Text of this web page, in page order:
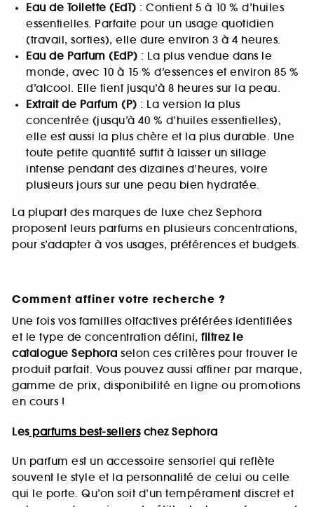
Eau de Toilette (EdT) : Contient 5 à 10 % d’huiles
essentielles. Parfaite pour un usage quotidien
(travail, sorties), elle dure environ 3 à 4 heures.
Eau de Parfum (EdP) : La plus vendue dans le
monde, avec 10 à 15 % d’essences et environ 85 %
d’alcool. Elle tient jusqu’à 8 heures sur la peau.
Extrait de Parfum (P) : La version la plus
concentrée (jusqu’à 40 % d’huiles essentielles),
elle est aussi la plus chère et la plus durable. Une
toute petite quantité suffit à laisser un sillage
intense pendant des dizaines d’heures, voire
plusieurs jours sur une peau bien hydratée.
La plupart des marques de luxe chez Sephora
proposent leurs parfums en plusieurs concentrations,
pour s’adapter à vos usages, préférences et budgets.
Comment affiner votre recherche ?
Une fois vos familles olfactives préférées identifiées
et le type de concentration défini, filtrez le
catalogue Sephora selon ces critères pour trouver le
produit parfait. Vous pouvez aussi affiner par marque,
gamme de prix, disponibilité en ligne ou promotions
en cours !
Lesparfums best-sellerschez Sephora
Un parfum est un accessoire sensoriel qui reflète
souvent le style et la personnalité de celui ou celle
qui le porte. Qu’on soit d’un tempérament discret et